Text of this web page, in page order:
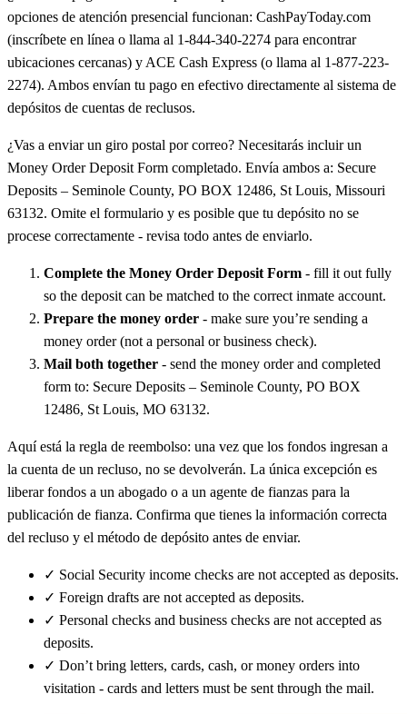
opciones de atención presencial funcionan: CashPayToday.com
(inscríbete en línea o llama al 1-844-340-2274 para encontrar
ubicaciones cercanas) y ACE Cash Express (o llama al 1-877-223-
2274). Ambos envían tu pago en efectivo directamente al sistema de
depósitos de cuentas de reclusos.
¿Vas a enviar un giro postal por correo? Necesitarás incluir un
Money Order Deposit Form completado. Envía ambos a: Secure
Deposits – Seminole County, PO BOX 12486, St Louis, Missouri
63132. Omite el formulario y es posible que tu depósito no se
procese correctamente - revisa todo antes de enviarlo.
Complete the Money Order Deposit Form - fill it out fully
so the deposit can be matched to the correct inmate account.
Prepare the money order - make sure you’re sending a
money order (not a personal or business check).
Mail both together - send the money order and completed
form to: Secure Deposits – Seminole County, PO BOX
12486, St Louis, MO 63132.
Aquí está la regla de reembolso: una vez que los fondos ingresan a
la cuenta de un recluso, no se devolverán. La única excepción es
liberar fondos a un abogado o a un agente de fianzas para la
publicación de fianza. Confirma que tienes la información correcta
del recluso y el método de depósito antes de enviar.
✓ Social Security income checks are not accepted as deposits.
✓ Foreign drafts are not accepted as deposits.
✓ Personal checks and business checks are not accepted as
deposits.
✓ Don’t bring letters, cards, cash, or money orders into
visitation - cards and letters must be sent through the mail.